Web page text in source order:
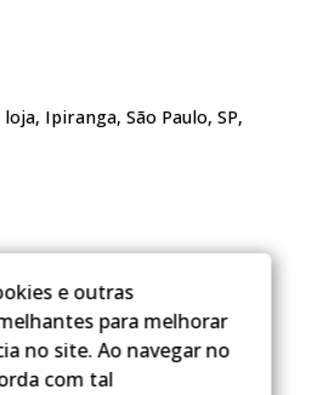
loja, Ipiranga, São Paulo, SP,
e outras
para melhorar
no site. Ao navegar no
com tal